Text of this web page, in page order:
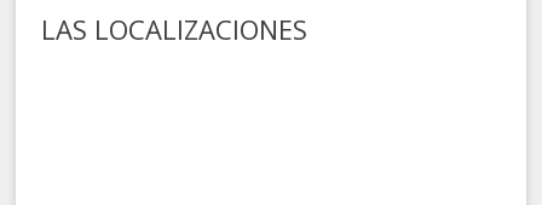
LAS LOCALIZACIONES